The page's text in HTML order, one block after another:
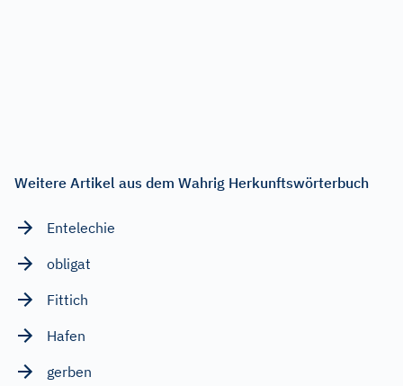
Weitere Artikel aus dem Wahrig Herkunftswörterbuch
Entelechie
obligat
Fittich
Hafen
gerben